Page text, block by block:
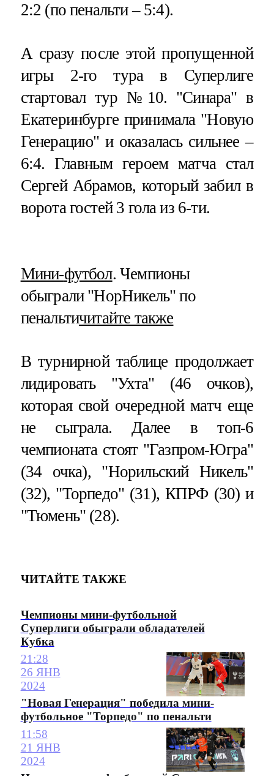
2:2 (по пенальти – 5:4).
А сразу после этой пропущенной
игры 2-го тура в Суперлиге
стартовал тур №10. "Синара" в
Екатеринбурге принимала "Новую
Генерацию" и оказалась сильнее –
6:4. Главным героем матча стал
Сергей Абрамов, который забил в
ворота гостей 3 гола из 6-ти.
​Мини-футбол. Чемпионы
обыграли "НорНикель" по
пенальтичитайте также
В турнирной таблице продолжает
лидировать "Ухта" (46 очков),
которая свой очередной матч еще
не сыграла. Далее в топ-6
чемпионата стоят "Газпром-Югра"
(34 очка), "Норильский Никель"
(32), "Торпедо" (31), КПРФ (30) и
"Тюмень" (28).
ЧИТАЙТЕ ТАКЖЕ
Чемпионы мини-футбольной
Суперлиги обыграли обладателей
Кубка
21:28
26 ЯНВ
2024
"Новая Генерация" победила мини-
футбольное "Торпедо" по пенальти
11:58
21 ЯНВ
2024